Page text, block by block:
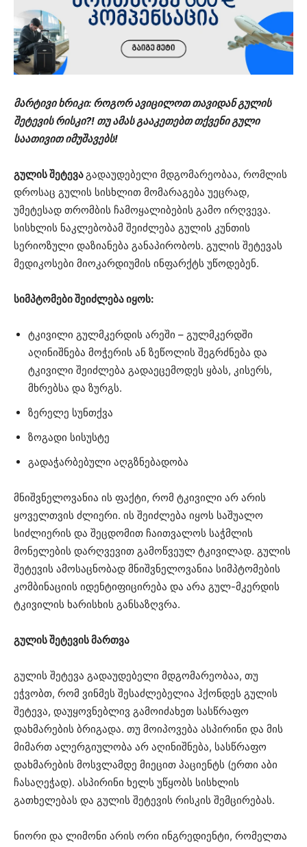
მარტივი ხრიკი: როგორ ავიცილოთ თავიდან გულის
შეტევის რისკი?! თუ ამას გააკეთებთ თქვენი გული
საათივით იმუშავებს!
გულის შეტევაგადაუდებელი მდგომარეობაა, რომლის
დროსაც გულის სისხლით მომარაგება უეცრად,
უმეტესად თრომბის ჩამოყალიბების გამო ირღვევა.
სისხლის ნაკლებობამ შეიძლება გულის კუნთის
სერიოზული დაზიანება განაპირობოს. გულის შეტევას
მედიკოსები მიოკარდიუმის ინფარქტს უწოდებენ.
სიმპტომები შეიძლება იყოს:
ტკივილი გულმკერდის არეში – გულმკერდში
აღინიშნება მოჭერის ან ზეწოლის შეგრძნება და
ტკივილი შეიძლება გადაეცემოდეს ყბას, კისერს,
მხრებსა და ზურგს.
ზერელე სუნთქვა
ზოგადი სისუსტე
გადაჭარბებული აღგზნებადობა
მნიშვნელოვანია ის ფაქტი, რომ ტკივილი არ არის
ყოველთვის ძლიერი. ის შეიძლება იყოს საშუალო
სიძლიერის და შეცდომით ჩაითვალოს საჭმლის
მონელების დარღვევით გამოწვეულ ტკივილად. გულის
შეტევის ამოსაცნობად მნიშვნელოვანია სიმპტომების
კომბინაციის იდენტიფიცირება და არა გულ-მკერდის
ტკივილის ხარისხის განსაზღვრა.
გულის შეტევის მართვა
გულის შეტევა გადაუდებელი მდგომარეობაა, თუ
ეჭვობთ, რომ ვინმეს შესაძლებელია ჰქონდეს გულის
შეტევა, დაუყოვნებლივ გამოიძახეთ სასწრაფო
დახმარების ბრიგადა. თუ მოიპოვება ასპირინი და მის
მიმართ ალერგიულობა არ აღინიშნება, სასწრაფო
დახმარების მოსვლამდე მიეცით პაციენტს (ერთი აბი
ჩასაღეჭად). ასპირინი ხელს უწყობს სისხლის
გათხელებას და გულის შეტევის რისკის შემცირებას.
ნიორი და ლიმონი არის ორი ინგრედიენტი, რომელთა